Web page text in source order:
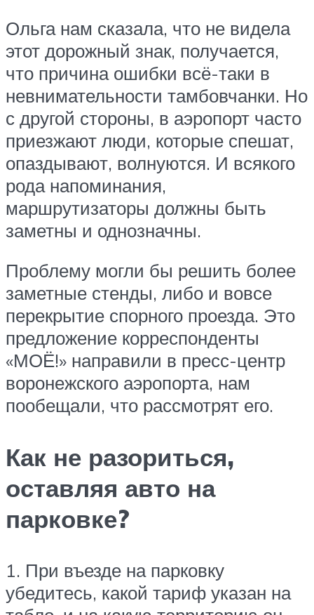
Ольга нам сказала, что не видела
этот дорожный знак, получается,
что причина ошибки всё-таки в
невнимательности тамбовчанки. Но
с другой стороны, в аэропорт часто
приезжают люди, которые спешат,
опаздывают, волнуются. И всякого
рода напоминания,
маршрутизаторы должны быть
заметны и однозначны.
Проблему могли бы решить более
заметные стенды, либо и вовсе
перекрытие спорного проезда. Это
предложение корреспонденты
«МОЁ!» направили в пресс-центр
воронежского аэропорта, нам
пообещали, что рассмотрят его.
Как не разориться,
оставляя авто на
парковке?
1. При въезде на парковку
убедитесь, какой тариф указан на